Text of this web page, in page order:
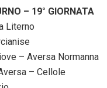
– 19° GIORNATA
Literno
– Aversa Normanna
– Cellole